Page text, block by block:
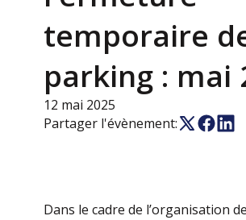
temporaire
parking : mai
12 mai 2025
Partager l'évènement:
Dans le cadre de l’organisation